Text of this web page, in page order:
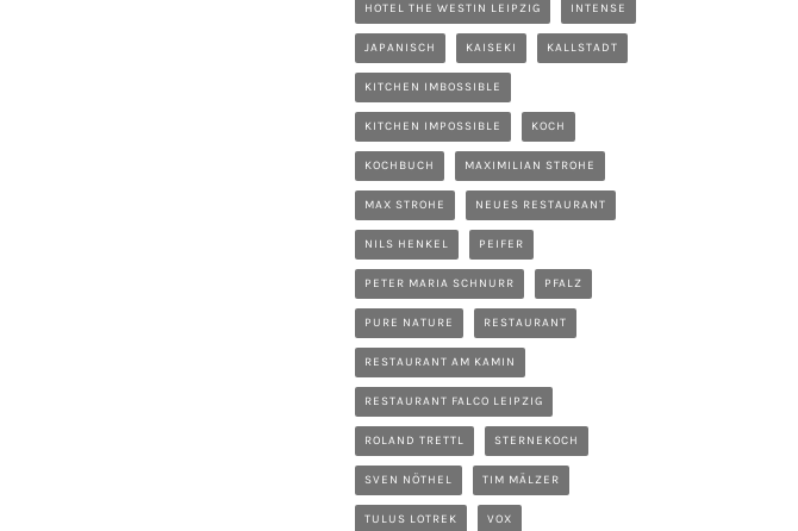
HOTEL THE WESTIN LEIPZIG INTENSE
JAPANISCH KAISEKI KALLSTADT
KITCHEN IMBOSSIBLE
KITCHEN IMPOSSIBLE KOCH
KOCHBUCH MAXIMILIAN STROHE
MAX STROHE NEUES RESTAURANT
NILS HENKEL PEIFER
PETER MARIA SCHNURR PFALZ
PURE NATURE RESTAURANT
RESTAURANT AM KAMIN
RESTAURANT FALCO LEIPZIG
ROLAND TRETTL STERNEKOCH
SVEN NÖTHEL TIM MÄLZER
TULUS LOTREK VOX